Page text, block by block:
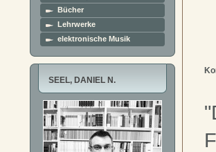
Bücher
Lehrwerke
elektronische Musik
SEEL, DANIEL N.